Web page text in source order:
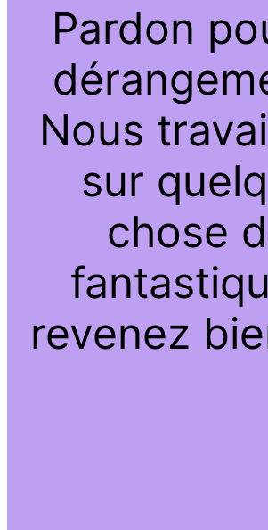
Pardon
Nous
sur
chose
revenez